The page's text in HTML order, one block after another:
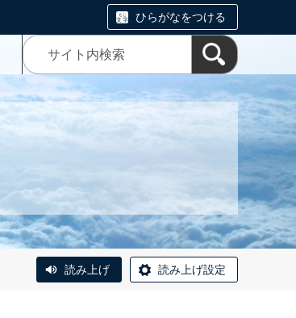
ひらがなをつける
読み上げ 読み上げ設定